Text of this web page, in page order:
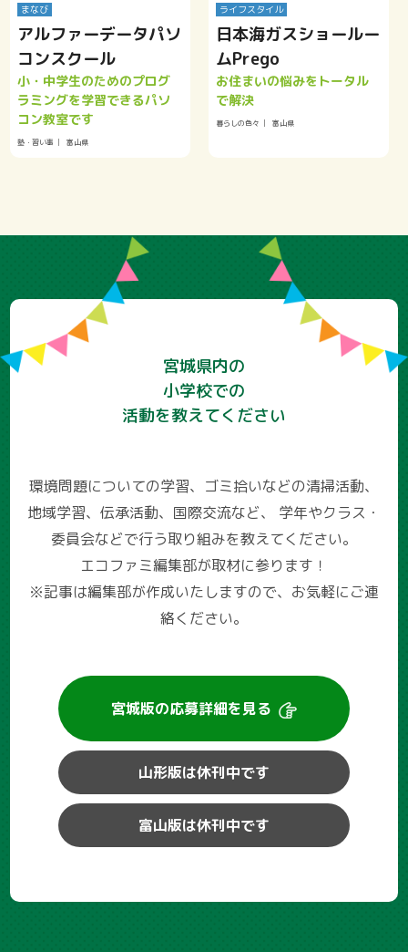
まなび
アルファーデータパソ
コンスクール
小・中学生のためのプログ
ラミングを学習できるパソ
コン教室です
塾・習い事 富山県
ライフスタイル
日本海ガスショールー
ムPrego
お住まいの悩みをトータル
で解決
暮らしの色々 富山県
宮城県内の
小学校での
活動を教えてください
環境問題についての学習、ゴミ拾いなどの清掃活動、
地域学習、伝承活動、国際交流など、
学年やクラス・
委員会などで行う取り組みを教えてください。
エコファミ編集部が取材に参ります！
※記事は編集部が作成いたしますので、お気軽にご連
絡ください。
宮城版の応募詳細を見る
山形版は休刊中です
富山版は休刊中です